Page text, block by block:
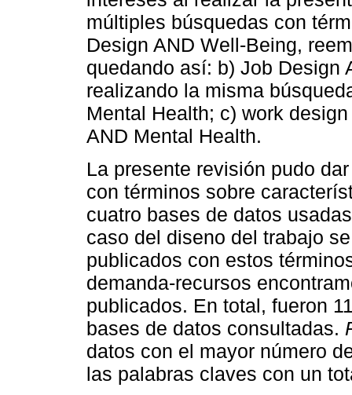
múltiples búsquedas con
Design AND Well-Being,
quedando así: b) Job Design
realizando la misma
Mental Health; c) work
AND Mental Health.
La presente revisión pudo
con términos sobre
cuatro bases de datos
caso del diseno del trabajo
publicados con estos
demanda-recursos
publicados. En total, fueron
bases de datos consultadas.
datos con el mayor número
las palabras claves con un